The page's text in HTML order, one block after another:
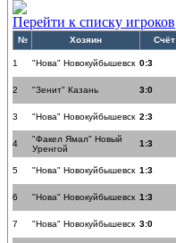
Перейти к списку игроков
№ Хозяин Счёт
1 "Нова" Новокуйбышевск 0:3
2 "Зенит" Казань 3:0
3 "Нова" Новокуйбышевск 2:3
4
"Факел Ямал" Новый
Уренгой
1:3
5 "Нова" Новокуйбышевск 1:3
6 "Нова" Новокуйбышевск 1:3
7 "Нова" Новокуйбышевск 3:0